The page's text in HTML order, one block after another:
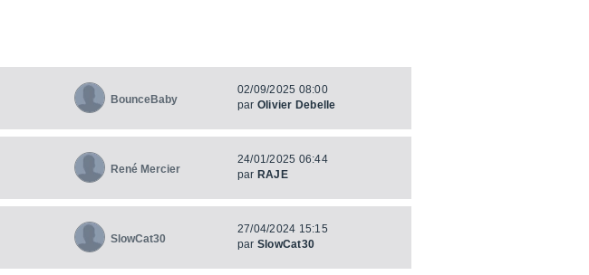
BounceBaby
02/09/2025 08:00
par Olivier Debelle
René Mercier
24/01/2025 06:44
par RAJE
SlowCat30
27/04/2024 15:15
par SlowCat30